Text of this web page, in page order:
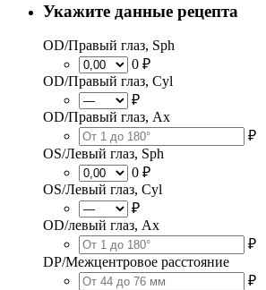
Укажите данные рецепта
OD/Правый глаз, Sph
0 ₽
OD/Правый глаз, Cyl
₽
OD/Правый глаз, Ax
₽
OS/Левый глаз, Sph
0 ₽
OS/Левый глаз, Cyl
₽
OD/левый глаз, Ax
₽
DP/Межцентровое расстояние
₽